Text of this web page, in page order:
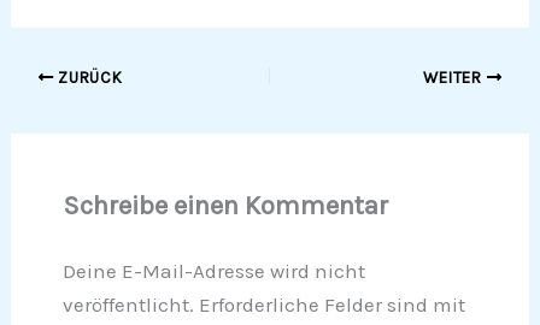
ZURÜCK WEITER
Schreibe einen Kommentar
Deine E-Mail-Adresse wird nicht
veröffentlicht. Erforderliche Felder sind mit